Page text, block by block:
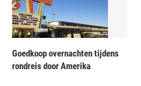
Goedkoop overnachten tijdens
rondreis door Amerika